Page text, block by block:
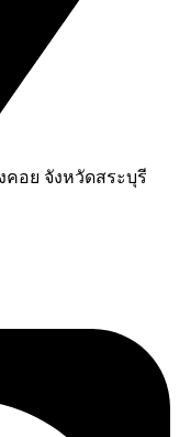
คอย จังหวัดสระบุรี